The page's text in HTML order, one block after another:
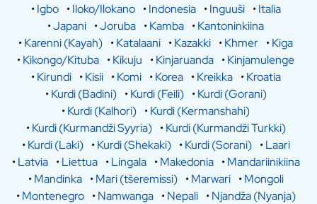
•Igbo •Iloko/Ilokano •Indonesia •Inguuši •Italia
•Japani •Joruba •Kamba •Kantoninkiina
•Karenni (Kayah) •Katalaani •Kazakki •Khmer •Kiga
•Kikongo/Kituba •Kikuju •Kinjaruanda •Kinjamulenge
•Kirundi •Kisii •Komi •Korea •Kreikka •Kroatia
•Kurdi (Badini) •Kurdi (Feili) •Kurdi (Gorani)
•Kurdi (Kalhori) •Kurdi (Kermanshahi)
•Kurdi (Kurmandži Syyria) •Kurdi (Kurmandži Turkki)
•Kurdi (Laki) •Kurdi (Shekaki) •Kurdi (Sorani) •Laari
•Latvia •Liettua •Lingala •Makedonia •Mandariinikiina
•Mandinka •Mari (tšeremissi) •Marwari •Mongoli
•Montenegro •Namwanga •Nepali •Njandža (Nyanja)